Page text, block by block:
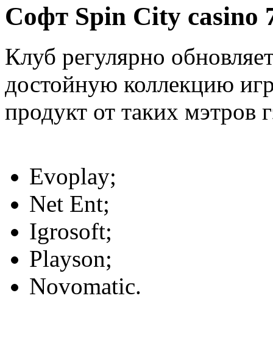
Софт Spin City casino
Клуб регулярно
достойную коллекцию
продукт от таких мэтров
Evoplay;
Net Ent;
Igrosoft;
Playson;
Novomatic.